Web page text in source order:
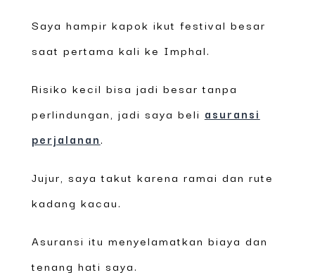
Saya hampir kapok ikut festival besar
saat pertama kali ke Imphal.
Risiko kecil bisa jadi besar tanpa
perlindungan, jadi saya beli asuransi
perjalanan.
Jujur, saya takut karena ramai dan rute
kadang kacau.
Asuransi itu menyelamatkan biaya dan
tenang hati saya.